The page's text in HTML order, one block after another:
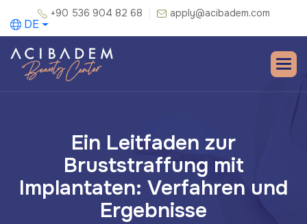
+90 536 904 82 68 apply@acibadem.com
DE
Ein Leitfaden zur
Bruststraffung mit
Implantaten: Verfahren und
Ergebnisse